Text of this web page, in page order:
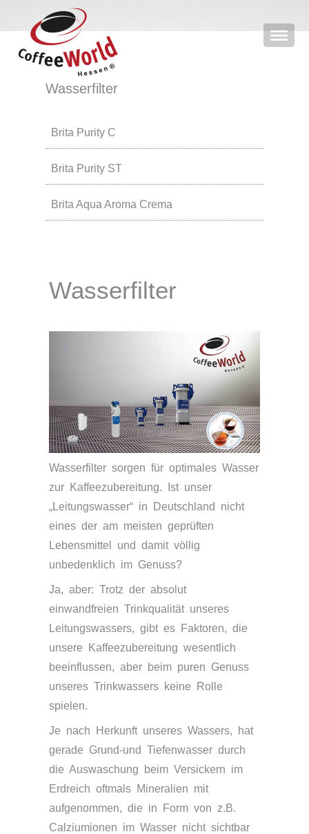
Wasserfilter
Brita Purity C
Brita Purity ST
Brita Aqua Aroma Crema
Wasserfilter
Wasserfilter sorgen für optimales Wasser
zur Kaffeezubereitung. Ist unser
„Leitungswasser“ in Deutschland nicht
eines der am meisten geprüften
Lebensmittel und damit völlig
unbedenklich im Genuss?
Ja, aber: Trotz der absolut
einwandfreien Trinkqualität unseres
Leitungswassers, gibt es Faktoren, die
unsere Kaffeezubereitung wesentlich
beeinflussen, aber beim puren Genuss
unseres Trinkwassers keine Rolle
spielen.
Je nach Herkunft unseres Wassers, hat
gerade Grund-und Tiefenwasser durch
die Auswaschung beim Versickern im
Erdreich oftmals Mineralien mit
aufgenommen, die in Form von z.B.
Calziumionen im Wasser nicht sichtbar